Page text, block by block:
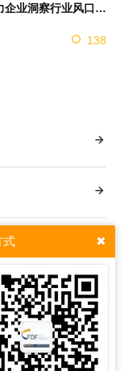
分享前沿技术应用案例助力企业洞察行业风口，2026南京秋糖9号馆赋能创新
138
会
南京糖酒会
式